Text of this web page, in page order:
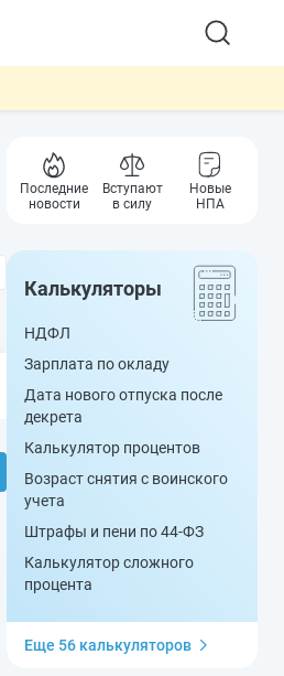
Последние
новости
Вступают
в силу
Новые
НПА
Калькуляторы
НДФЛ
Зарплата по окладу
Дата нового отпуска после
декрета
Калькулятор процентов
Возраст снятия с воинского
учета
Штрафы и пени по 44-ФЗ
Калькулятор сложного
процента
Еще 56 калькуляторов